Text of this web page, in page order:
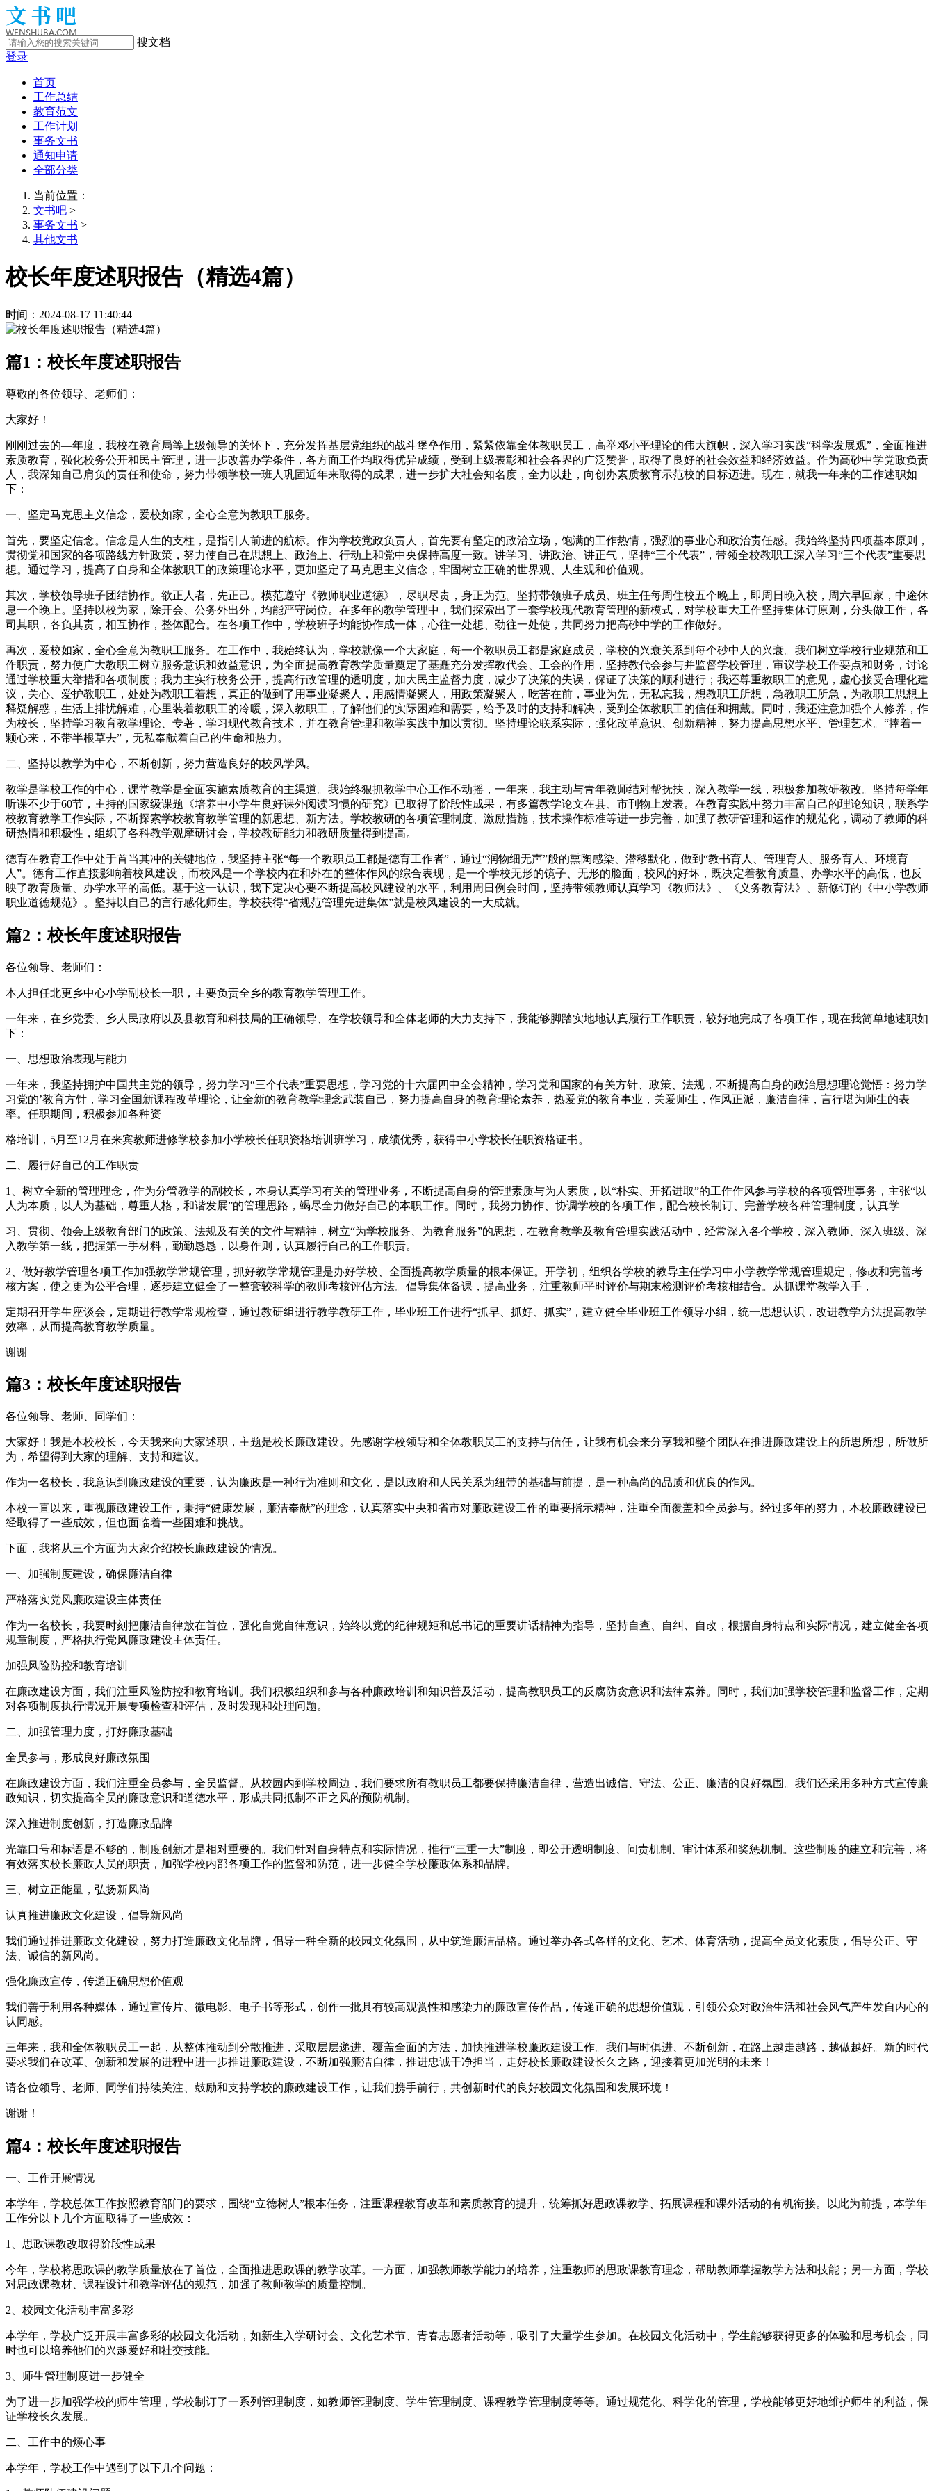
搜文档
登录
首页
工作总结
教育范文
工作计划
事务文书
通知申请
全部分类
当前位置：
文书吧 >
事务文书 >
其他文书
校长年度述职报告（精选4篇）
时间：2024-08-17 11:40:44
篇1：校长年度述职报告
尊敬的各位领导、老师们：
大家好！
刚刚过去的—年度，我校在教育局等上级领导的关怀下，充分发挥基层党组织的战斗堡垒作用，紧紧依靠全体教职员工，高举邓小平理论的伟大旗帜，深入学习实践“科学发展观”，全面推进
素质教育，强化校务公开和民主管理，进一步改善办学条件，各方面工作均取得优异成绩，受到上级表彰和社会各界的广泛赞誉，取得了良好的社会效益和经济效益。作为高砂中学党政负责
人，我深知自己肩负的责任和使命，努力带领学校一班人巩固近年来取得的成果，进一步扩大社会知名度，全力以赴，向创办素质教育示范校的目标迈进。现在，就我一年来的工作述职如
下：
一、坚定马克思主义信念，爱校如家，全心全意为教职工服务。
首先，要坚定信念。信念是人生的支柱，是指引人前进的航标。作为学校党政负责人，首先要有坚定的政治立场，饱满的工作热情，强烈的事业心和政治责任感。我始终坚持四项基本原则，
贯彻党和国家的各项路线方针政策，努力使自己在思想上、政治上、行动上和党中央保持高度一致。讲学习、讲政治、讲正气，坚持“三个代表”，带领全校教职工深入学习“三个代表”重要思
想。通过学习，提高了自身和全体教职工的政策理论水平，更加坚定了马克思主义信念，牢固树立正确的世界观、人生观和价值观。
其次，学校领导班子团结协作。欲正人者，先正己。模范遵守《教师职业道德》，尽职尽责，身正为范。坚持带领班子成员、班主任每周住校五个晚上，即周日晚入校，周六早回家，中途休
息一个晚上。坚持以校为家，除开会、公务外出外，均能严守岗位。在多年的教学管理中，我们探索出了一套学校现代教育管理的新模式，对学校重大工作坚持集体订原则，分头做工作，各
司其职，各负其责，相互协作，整体配合。在各项工作中，学校班子均能协作成一体，心往一处想、劲往一处使，共同努力把高砂中学的工作做好。
再次，爱校如家，全心全意为教职工服务。在工作中，我始终认为，学校就像一个大家庭，每一个教职员工都是家庭成员，学校的兴衰关系到每个砂中人的兴衰。我们树立学校行业规范和工
作职责，努力使广大教职工树立服务意识和效益意识，为全面提高教育教学质量奠定了基矗充分发挥教代会、工会的作用，坚持教代会参与并监督学校管理，审议学校工作要点和财务，讨论
通过学校重大举措和各项制度；我力主实行校务公开，提高行政管理的透明度，加大民主监督力度，减少了决策的失误，保证了决策的顺利进行；我还尊重教职工的意见，虚心接受合理化建
议，关心、爱护教职工，处处为教职工着想，真正的做到了用事业凝聚人，用感情凝聚人，用政策凝聚人，吃苦在前，事业为先，无私忘我，想教职工所想，急教职工所急，为教职工思想上
释疑解惑，生活上排忧解难，心里装着教职工的冷暖，深入教职工，了解他们的实际困难和需要，给予及时的支持和解决，受到全体教职工的信任和拥戴。同时，我还注意加强个人修养，作
为校长，坚持学习教育教学理论、专著，学习现代教育技术，并在教育管理和教学实践中加以贯彻。坚持理论联系实际，强化改革意识、创新精神，努力提高思想水平、管理艺术。“捧着一
颗心来，不带半根草去”，无私奉献着自己的生命和热力。
二、坚持以教学为中心，不断创新，努力营造良好的校风学风。
教学是学校工作的中心，课堂教学是全面实施素质教育的主渠道。我始终狠抓教学中心工作不动摇，一年来，我主动与青年教师结对帮抚扶，深入教学一线，积极参加教研教改。坚持每学年
听课不少于60节，主持的国家级课题《培养中小学生良好课外阅读习惯的研究》已取得了阶段性成果，有多篇教学论文在县、市刊物上发表。在教育实践中努力丰富自己的理论知识，联系学
校教育教学工作实际，不断探索学校教育教学管理的新思想、新方法。学校教研的各项管理制度、激励措施，技术操作标准等进一步完善，加强了教研管理和运作的规范化，调动了教师的科
研热情和积极性，组织了各科教学观摩研讨会，学校教研能力和教研质量得到提高。
德育在教育工作中处于首当其冲的关键地位，我坚持主张“每一个教职员工都是德育工作者”，通过“润物细无声”般的熏陶感染、潜移默化，做到“教书育人、管理育人、服务育人、环境育
人”。德育工作直接影响着校风建设，而校风是一个学校内在和外在的整体作风的综合表现，是一个学校无形的镜子、无形的脸面，校风的好坏，既决定着教育质量、办学水平的高低，也反
映了教育质量、办学水平的高低。基于这一认识，我下定决心要不断提高校风建设的水平，利用周日例会时间，坚持带领教师认真学习《教师法》、《义务教育法》、新修订的《中小学教师
职业道德规范》。坚持以自己的言行感化师生。学校获得“省规范管理先进集体”就是校风建设的一大成就。
篇2：校长年度述职报告
各位领导、老师们：
本人担任北更乡中心小学副校长一职，主要负责全乡的教育教学管理工作。
一年来，在乡党委、乡人民政府以及县教育和科技局的正确领导、在学校领导和全体老师的大力支持下，我能够脚踏实地地认真履行工作职责，较好地完成了各项工作，现在我简单地述职如
下：
一、思想政治表现与能力
一年来，我坚持拥护中国共主党的领导，努力学习“三个代表”重要思想，学习党的十六届四中全会精神，学习党和国家的有关方针、政策、法规，不断提高自身的政治思想理论觉悟：努力学
习党的’教育方针，学习全国新课程改革理论，让全新的教育教学理念武装自己，努力提高自身的教育理论素养，热爱党的教育事业，关爱师生，作风正派，廉洁自律，言行堪为师生的表
率。任职期间，积极参加各种资
格培训，5月至12月在来宾教师进修学校参加小学校长任职资格培训班学习，成绩优秀，获得中小学校长任职资格证书。
二、履行好自己的工作职责
1、树立全新的管理理念，作为分管教学的副校长，本身认真学习有关的管理业务，不断提高自身的管理素质与为人素质，以“朴实、开拓进取”的工作作风参与学校的各项管理事务，主张“以
人为本质，以人为基础，尊重人格，和谐发展”的管理思路，竭尽全力做好自己的本职工作。同时，我努力协作、协调学校的各项工作，配合校长制订、完善学校各种管理制度，认真学
习、贯彻、领会上级教育部门的政策、法规及有关的文件与精神，树立“为学校服务、为教育服务”的思想，在教育教学及教育管理实践活动中，经常深入各个学校，深入教师、深入班级、深
入教学第一线，把握第一手材料，勤勤恳恳，以身作则，认真履行自己的工作职责。
2、做好教学管理各项工作加强教学常规管理，抓好教学常规管理是办好学校、全面提高教学质量的根本保证。开学初，组织各学校的教导主任学习中小学教学常规管理规定，修改和完善考
核方案，使之更为公平合理，逐步建立健全了一整套较科学的教师考核评估方法。倡导集体备课，提高业务，注重教师平时评价与期末检测评价考核相结合。从抓课堂教学入手，
定期召开学生座谈会，定期进行教学常规检查，通过教研组进行教学教研工作，毕业班工作进行“抓早、抓好、抓实”，建立健全毕业班工作领导小组，统一思想认识，改进教学方法提高教学
效率，从而提高教育教学质量。
谢谢
篇3：校长年度述职报告
各位领导、老师、同学们：
大家好！我是本校校长，今天我来向大家述职，主题是校长廉政建设。先感谢学校领导和全体教职员工的支持与信任，让我有机会来分享我和整个团队在推进廉政建设上的所思所想，所做所
为，希望得到大家的理解、支持和建议。
作为一名校长，我意识到廉政建设的重要，认为廉政是一种行为准则和文化，是以政府和人民关系为纽带的基础与前提，是一种高尚的品质和优良的作风。
本校一直以来，重视廉政建设工作，秉持“健康发展，廉洁奉献”的理念，认真落实中央和省市对廉政建设工作的重要指示精神，注重全面覆盖和全员参与。经过多年的努力，本校廉政建设已
经取得了一些成效，但也面临着一些困难和挑战。
下面，我将从三个方面为大家介绍校长廉政建设的情况。
一、加强制度建设，确保廉洁自律
严格落实党风廉政建设主体责任
作为一名校长，我要时刻把廉洁自律放在首位，强化自觉自律意识，始终以党的纪律规矩和总书记的重要讲话精神为指导，坚持自查、自纠、自改，根据自身特点和实际情况，建立健全各项
规章制度，严格执行党风廉政建设主体责任。
加强风险防控和教育培训
在廉政建设方面，我们注重风险防控和教育培训。我们积极组织和参与各种廉政培训和知识普及活动，提高教职员工的反腐防贪意识和法律素养。同时，我们加强学校管理和监督工作，定期
对各项制度执行情况开展专项检查和评估，及时发现和处理问题。
二、加强管理力度，打好廉政基础
全员参与，形成良好廉政氛围
在廉政建设方面，我们注重全员参与，全员监督。从校园内到学校周边，我们要求所有教职员工都要保持廉洁自律，营造出诚信、守法、公正、廉洁的良好氛围。我们还采用多种方式宣传廉
政知识，切实提高全员的廉政意识和道德水平，形成共同抵制不正之风的预防机制。
深入推进制度创新，打造廉政品牌
光靠口号和标语是不够的，制度创新才是相对重要的。我们针对自身特点和实际情况，推行“三重一大”制度，即公开透明制度、问责机制、审计体系和奖惩机制。这些制度的建立和完善，将
有效落实校长廉政人员的职责，加强学校内部各项工作的监督和防范，进一步健全学校廉政体系和品牌。
三、树立正能量，弘扬新风尚
认真推进廉政文化建设，倡导新风尚
我们通过推进廉政文化建设，努力打造廉政文化品牌，倡导一种全新的校园文化氛围，从中筑造廉洁品格。通过举办各式各样的文化、艺术、体育活动，提高全员文化素质，倡导公正、守
法、诚信的新风尚。
强化廉政宣传，传递正确思想价值观
我们善于利用各种媒体，通过宣传片、微电影、电子书等形式，创作一批具有较高观赏性和感染力的廉政宣传作品，传递正确的思想价值观，引领公众对政治生活和社会风气产生发自内心的
认同感。
三年来，我和全体教职员工一起，从整体推动到分散推进，采取层层递进、覆盖全面的方法，加快推进学校廉政建设工作。我们与时俱进、不断创新，在路上越走越路，越做越好。新的时代
要求我们在改革、创新和发展的进程中进一步推进廉政建设，不断加强廉洁自律，推进忠诚干净担当，走好校长廉政建设长久之路，迎接着更加光明的未来！
请各位领导、老师、同学们持续关注、鼓励和支持学校的廉政建设工作，让我们携手前行，共创新时代的良好校园文化氛围和发展环境！
谢谢！
篇4：校长年度述职报告
一、工作开展情况
本学年，学校总体工作按照教育部门的要求，围绕“立德树人”根本任务，注重课程教育改革和素质教育的提升，统筹抓好思政课教学、拓展课程和课外活动的有机衔接。以此为前提，本学年
工作分以下几个方面取得了一些成效：
1、思政课教改取得阶段性成果
今年，学校将思政课的教学质量放在了首位，全面推进思政课的教学改革。一方面，加强教师教学能力的培养，注重教师的思政课教育理念，帮助教师掌握教学方法和技能；另一方面，学校
对思政课教材、课程设计和教学评估的规范，加强了教师教学的质量控制。
2、校园文化活动丰富多彩
本学年，学校广泛开展丰富多彩的校园文化活动，如新生入学研讨会、文化艺术节、青春志愿者活动等，吸引了大量学生参加。在校园文化活动中，学生能够获得更多的体验和思考机会，同
时也可以培养他们的兴趣爱好和社交技能。
3、师生管理制度进一步健全
为了进一步加强学校的师生管理，学校制订了一系列管理制度，如教师管理制度、学生管理制度、课程教学管理制度等等。通过规范化、科学化的管理，学校能够更好地维护师生的利益，保
证学校长久发展。
二、工作中的烦心事
本学年，学校工作中遇到了以下几个问题：